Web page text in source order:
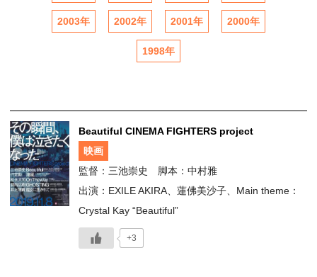
2003年 2002年 2001年 2000年
1998年
Beautiful CINEMA FIGHTERS project
映画
監督：三池崇史 脚本：中村雅
出演：EXILE AKIRA、蓮佛美沙子、Main theme：
Crystal Kay “Beautiful”
+3